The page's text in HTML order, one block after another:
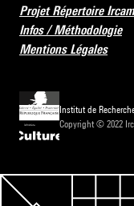
Projet Répertoire Ircam
Infos / Méthodologie
Mentions Légales
Institut de
Copyright © 2022